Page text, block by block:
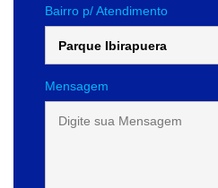
Bairro p/ Atendimento
Mensagem